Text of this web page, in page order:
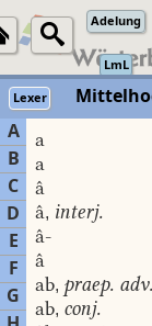
Adelung
LmL
Lexer
A
B
C
D
E
F
G
a
a
â
â, interj.
â-
â
ab, praep. adv.
ab, conj.